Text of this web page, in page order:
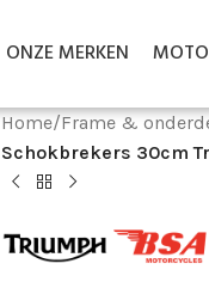
ONZE MERKEN
Home/Frame &
Schokbrekers 30cm